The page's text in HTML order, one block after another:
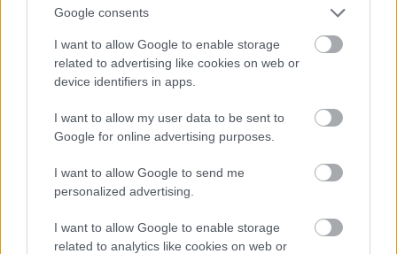
Google consents
I want to allow Google to enable storage
related to advertising like cookies on web or
device identifiers in apps.
I want to allow my user data to be sent to
Google for online advertising purposes.
I want to allow Google to send me
personalized advertising.
I want to allow Google to enable storage
related to analytics like cookies on web or